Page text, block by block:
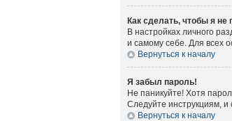
Как сделать, чтобы я не
В настройках личного
и самому себе. Для всех
Вернуться к началу
Я забыл пароль!
Не паникуйте! Хотя
Следуйте инструкциям,
Вернуться к началу